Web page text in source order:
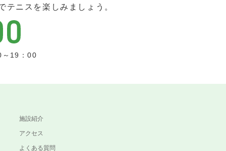
ニスを楽しみましょう。
19：00
施設紹介
アクセス
よくある質問